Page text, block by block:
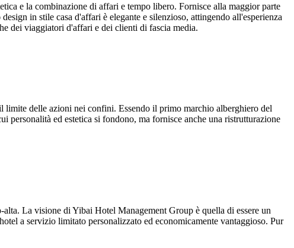
e la combinazione di affari e tempo libero. Fornisce alla maggior parte
in stile casa d'affari è elegante e silenzioso, attingendo all'esperienza
dei viaggiatori d'affari e dei clienti di fascia media.
delle azioni nei confini. Essendo il primo marchio alberghiero del
ed estetica si fondono, ma fornisce anche una ristrutturazione
La visione di Yibai Hotel Management Group è quella di essere un
a servizio limitato personalizzato ed economicamente vantaggioso. Pur